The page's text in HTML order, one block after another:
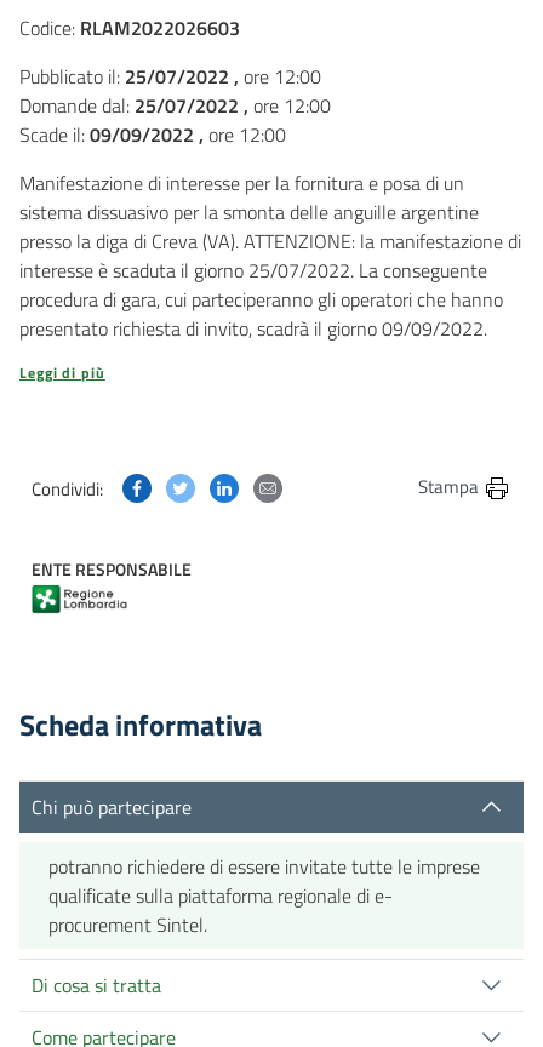
Codice: RLAM2022026603
Pubblicato il: 25/07/2022 , ore 12:00
Domande dal: 25/07/2022 , ore 12:00
Scade il:09/09/2022 , ore 12:00
Manifestazione di interesse per la fornitura e posa di un
sistema dissuasivo per la smonta delle anguille argentine
presso la diga di Creva (VA). ATTENZIONE: la manifestazione di
interesse è scaduta il giorno 25/07/2022. La conseguente
procedura di gara, cui parteciperanno gli operatori che hanno
presentato richiesta di invito, scadrà il giorno 09/09/2022.
Leggi di più
Condividi: Condividi questa pagina su Facebook
Condividi questa pagina su Twitter
Condividi questa pagina su Linkedin
Condividi questa pagina via
Stampa
ENTE RESPONSABILE
Scheda informativa
Chi può partecipare
potranno richiedere di essere invitate tutte le imprese
qualificate sulla piattaforma regionale di e-
procurement Sintel.
Di cosa si tratta
Come partecipare